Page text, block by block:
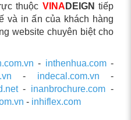
thuộc VINA DEIGN tiếp
và in ấn của khách hàng
website chuyên biệt cho
- inthenhua.com-
- indecal.com.vn -
- inanbrochure.com -
- inhiflex.com